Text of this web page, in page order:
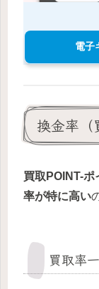
電子
換金率（
買取POINT-ポ
率が特に高い
買取率